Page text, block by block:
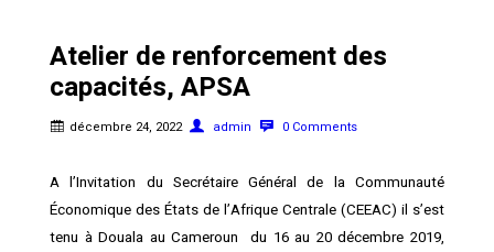
Atelier de renforcement des
capacités, APSA
décembre 24, 2022 admin 0 Comments
A l’Invitation du Secrétaire Général de la Communauté
Économique des États de l’Afrique Centrale (CEEAC) il s’est
tenu à Douala au Cameroun du 16 au 20 décembre 2019,